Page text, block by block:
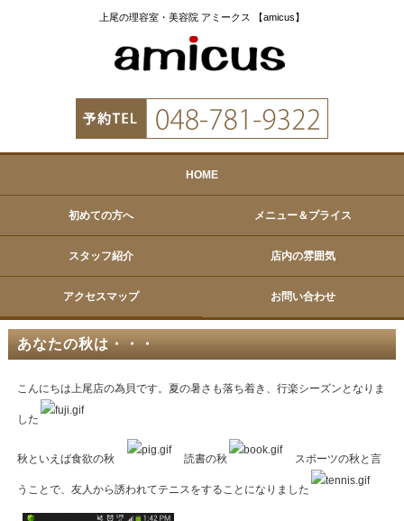
上尾の理容室・美容院 アミークス 【amicus】
HOME
初めての方へ メニュー＆プライス
スタッフ紹介 店内の雰囲気
アクセスマップ お問い合わせ
あなたの秋は・・・
こんにちは上尾店の為貝です。夏の暑さも落ち着き、行楽シーズンとなりま
した
秋といえば食欲の秋 読書の秋 スポーツの秋と言
うことで、友人から誘われてテニスをすることになりました